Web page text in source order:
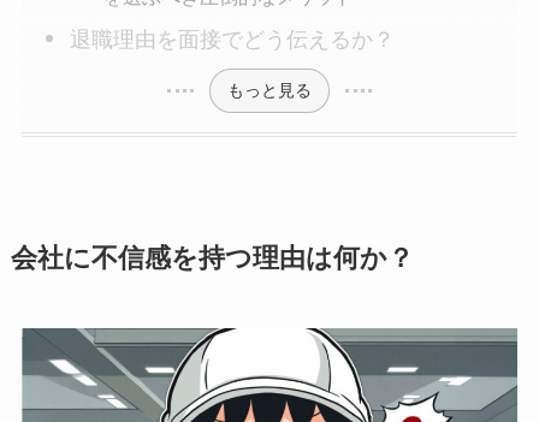
退職理由を面接でどう伝えるか？
もっと見る
会社に不信感を持つ理由は何か？